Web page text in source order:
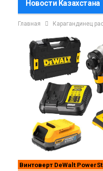
Новости Казахстана
Главная Карагандинец
Винтоверт DeWalt